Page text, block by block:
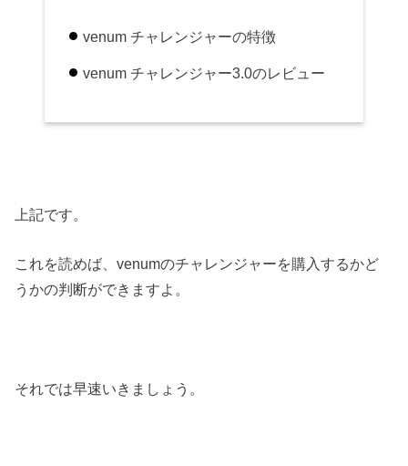
venum チャレンジャーの特徴
venum チャレンジャー3.0のレビュー
上記です。
これを読めば、venumのチャレンジャーを購入するかど
うかの判断ができますよ。
それでは早速いきましょう。